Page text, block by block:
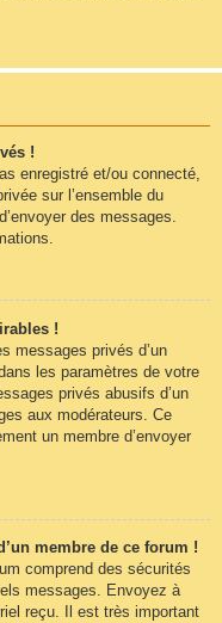
!
enregistré et/ou connecté,
sur l’ensemble du
des messages.
!
messages privés d’un
les paramètres de votre
privés abusifs d’un
aux modérateurs. Ce
un membre d’envoyer
membre de ce forum !
comprend des sécurités
messages. Envoyez à
reçu. Il est très important